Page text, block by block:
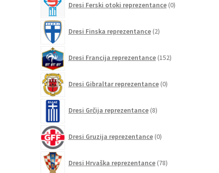
Dresi Ferski otoki reprezentance 0izdelkov
Dresi Finska reprezentance 2izdelka
Dresi Francija reprezentance 152izdelkov
Dresi Gibraltar reprezentance 0izdelkov
Dresi Grčija reprezentance 8izdelkov
Dresi Gruzija reprezentance 0izdelkov
Dresi Hrvaška reprezentance 78izdelkov